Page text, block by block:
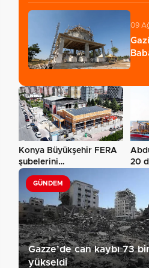
09
Konya Büyükşehir FERA
şubelerini
yaygınlaştırıyor
20
GÜNDEM
Gazze’de can kaybı 73
yükseldi